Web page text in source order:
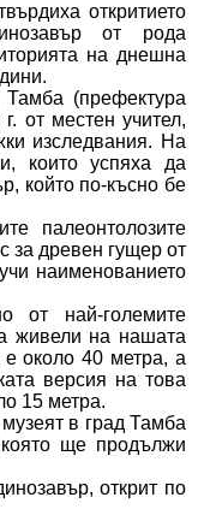
откритието
от рода
на днешна
(префектура
от местен учител,
изследвания. На
които успяха да
който по-късно бе
палеонтолозите
за древен гущер от
наименованието
от най-големите
живели на нашата
е около 40 метра, а
версия на това
15 метра.
в град Тамба
ще продължи
открит по